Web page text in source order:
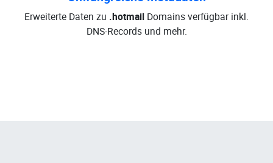
Erweiterte Daten zu .hotmail Domains verfügbar inkl.
DNS-Records und mehr.